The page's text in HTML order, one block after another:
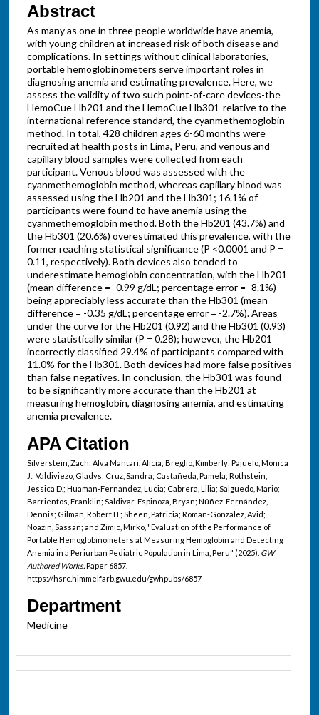
Abstract
As many as one in three people worldwide have anemia,
with young children at increased risk of both disease and
complications. In settings without clinical laboratories,
portable hemoglobinometers serve important roles in
diagnosing anemia and estimating prevalence. Here, we
assess the validity of two such point-of-care devices-the
HemoCue Hb201 and the HemoCue Hb301-relative to the
international reference standard, the cyanmethemoglobin
method. In total, 428 children ages 6-60 months were
recruited at health posts in Lima, Peru, and venous and
capillary blood samples were collected from each
participant. Venous blood was assessed with the
cyanmethemoglobin method, whereas capillary blood was
assessed using the Hb201 and the Hb301; 16.1% of
participants were found to have anemia using the
cyanmethemoglobin method. Both the Hb201 (43.7%) and
the Hb301 (20.6%) overestimated this prevalence, with the
former reaching statistical significance (P <0.0001 and P =
0.11, respectively). Both devices also tended to
underestimate hemoglobin concentration, with the Hb201
(mean difference = -0.99 g/dL; percentage error = -8.1%)
being appreciably less accurate than the Hb301 (mean
difference = -0.35 g/dL; percentage error = -2.7%). Areas
under the curve for the Hb201 (0.92) and the Hb301 (0.93)
were statistically similar (P = 0.28); however, the Hb201
incorrectly classified 29.4% of participants compared with
11.0% for the Hb301. Both devices had more false positives
than false negatives. In conclusion, the Hb301 was found
to be significantly more accurate than the Hb201 at
measuring hemoglobin, diagnosing anemia, and estimating
anemia prevalence.
APA Citation
Silverstein, Zach; Alva Mantari, Alicia; Breglio, Kimberly; Pajuelo, Monica
J.; Valdiviezo, Gladys; Cruz, Sandra; Castañeda, Pamela; Rothstein,
Jessica D.; Huaman-Fernandez, Lucia; Cabrera, Lilia; Salguedo, Mario;
Barrientos, Franklin; Saldivar-Espinoza, Bryan; Núñez-Fernández,
Dennis; Gilman, Robert H.; Sheen, Patricia; Roman-Gonzalez, Avid;
Noazin, Sassan; and Zimic, Mirko, "Evaluation of the Performance of
Portable Hemoglobinometers at Measuring Hemoglobin and Detecting
Anemia in a Periurban Pediatric Population in Lima, Peru" (2025). GW
Authored Works.Paper 6857.
https://hsrc.himmelfarb.gwu.edu/gwhpubs/6857
Department
Medicine